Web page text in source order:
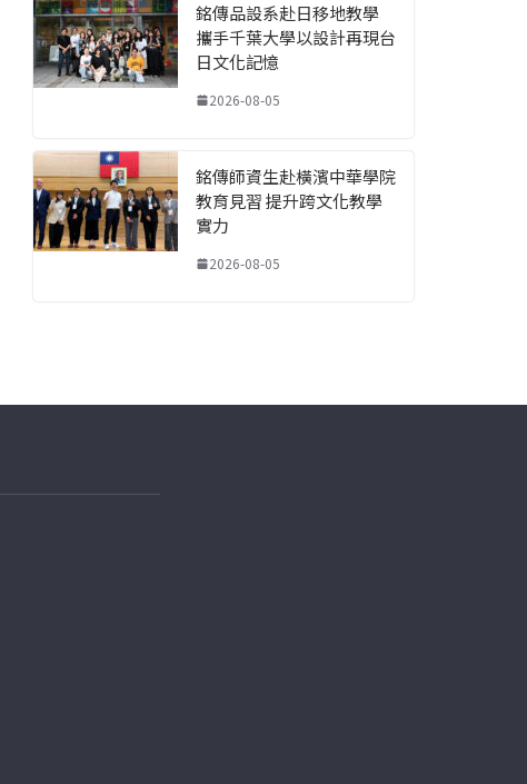
銘傳品設系赴日移地教學
攜手千葉大學以設計再現台
日文化記憶
2026-08-05
銘傳師資生赴橫濱中華學院
教育見習 提升跨文化教學
實力
2026-08-05